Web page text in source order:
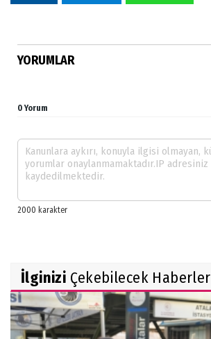
YORUMLAR
0 Yorum
İlginizi Çekebilecek Haberler